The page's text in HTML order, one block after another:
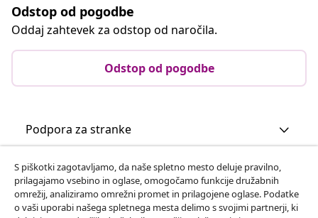
Odstop od pogodbe
Oddaj zahtevek za odstop od naročila.
Odstop od pogodbe
Podpora za stranke
Poslovanje
vidaXL
S piškotki zagotavljamo, da naše spletno mesto deluje pravilno,
prilagajamo vsebino in oglase, omogočamo funkcije družabnih
omrežij, analiziramo omrežni promet in prilagojene oglase. Podatke
o vaši uporabi našega spletnega mesta delimo s svojimi partnerji, ki